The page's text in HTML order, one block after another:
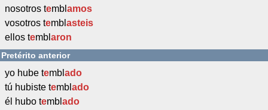
nosotros tembl amos
vosotros tembl asteis
ellos tembl aron
Pretérito anterior
yo hube tembl ado
tú hubiste tembl ado
él hubo tembl ado